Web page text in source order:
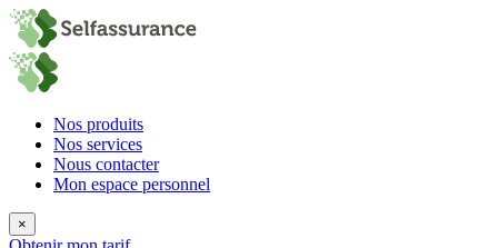
Nos produits
Nos services
Nous contacter
Mon espace personnel
×